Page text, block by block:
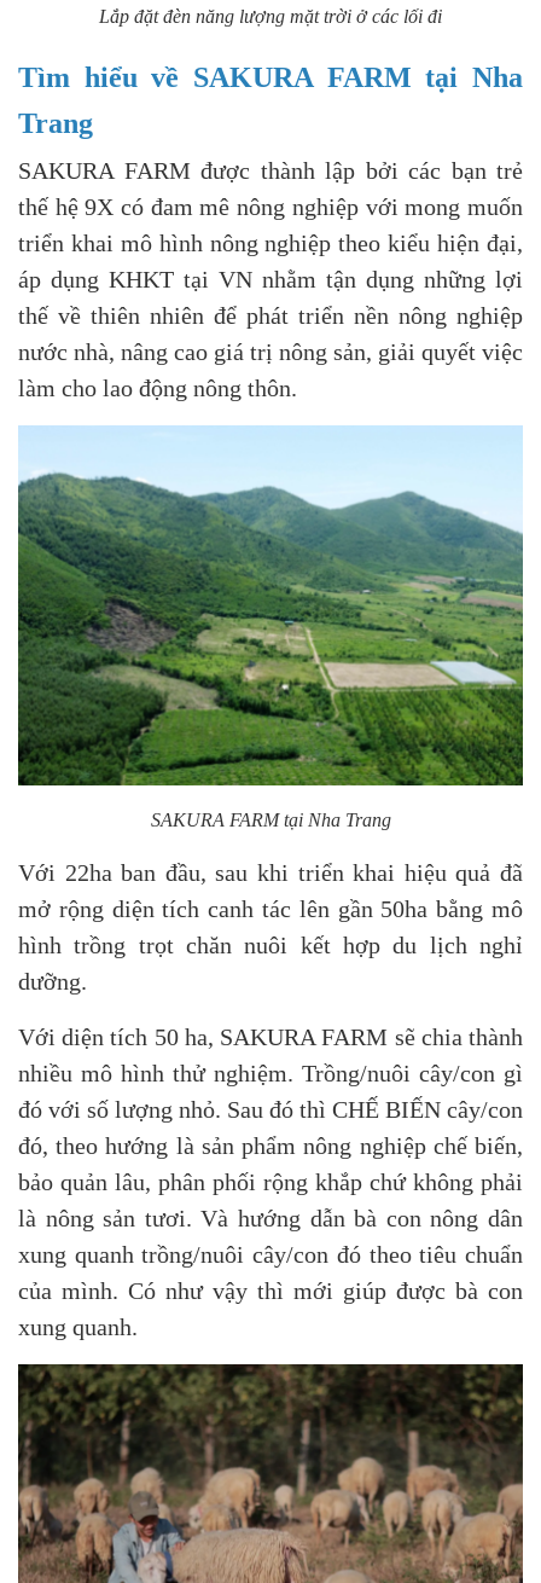
Lắp đặt đèn năng lượng mặt trời ở các lối đi
Tìm hiểu về SAKURA FARM tại Nha
Trang
SAKURA FARM được thành lập bởi các bạn trẻ
thế hệ 9X có đam mê nông nghiệp với mong muốn
triển khai mô hình nông nghiệp theo kiểu hiện đại,
áp dụng KHKT tại VN nhằm tận dụng những lợi
thế về thiên nhiên để phát triển nền nông nghiệp
nước nhà, nâng cao giá trị nông sản, giải quyết việc
làm cho lao động nông thôn.
SAKURA FARM tại Nha Trang
Với 22ha ban đầu, sau khi triển khai hiệu quả đã
mở rộng diện tích canh tác lên gần 50ha bằng mô
hình trồng trọt chăn nuôi kết hợp du lịch nghỉ
dưỡng.
Với diện tích 50 ha, SAKURA FARM sẽ chia thành
nhiều mô hình thử nghiệm. Trồng/nuôi cây/con gì
đó với số lượng nhỏ. Sau đó thì CHẾ BIẾN cây/con
đó, theo hướng là sản phẩm nông nghiệp chế biến,
bảo quản lâu, phân phối rộng khắp chứ không phải
là nông sản tươi. Và hướng dẫn bà con nông dân
xung quanh trồng/nuôi cây/con đó theo tiêu chuẩn
của mình. Có như vậy thì mới giúp được bà con
xung quanh.